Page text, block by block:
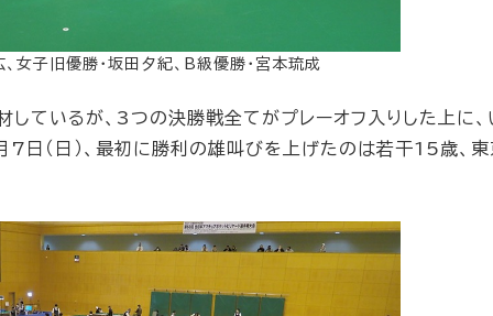
女子旧優勝・坂田夕紀、B級優勝・宮本琉成
ているが、3つの決勝戦全てがプレーオフ入りした上に、
日（日）、最初に勝利の雄叫びを上げたのは若干15歳、